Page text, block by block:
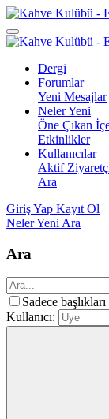
Dergi
Forumlar
Yeni Mesajlar
Neler Yeni
Öne Çıkan
Etkinlikler
Kullanıcılar
Aktif
Ara
Giriş Yap Kayıt Ol
Neler Yeni Ara
Ara
Sadece başlıkları
Kullanıcı: